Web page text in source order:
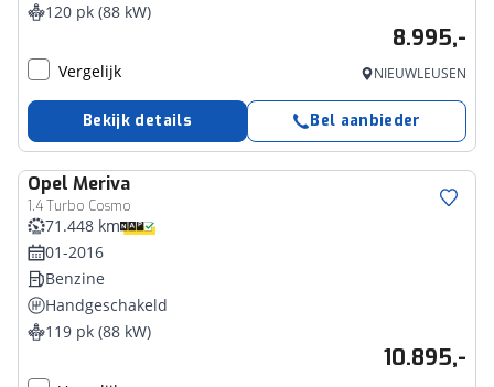
120 pk (88 kW)
8.995,-
Vergelijk NIEUWLEUSEN
Bekijk details Bel aanbieder
Opel Meriva
1.4 Turbo Cosmo
71.448 km
01-2016
Benzine
Handgeschakeld
119 pk (88 kW)
10.895,-